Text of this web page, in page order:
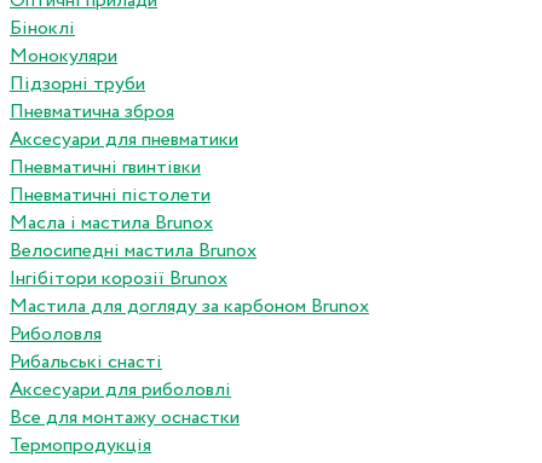
Біноклі
Монокуляри
Підзорні труби
Пневматична зброя
Аксесуари для пневматики
Пневматичні гвинтівки
Пневматичні пістолети
Масла і мастила Brunox
Велосипедні мастила Brunox
Інгібітори корозії Brunox
Мастила для догляду за карбоном Brunox
Риболовля
Рибальські снасті
Аксесуари для риболовлі
Все для монтажу оснастки
Термопродукція